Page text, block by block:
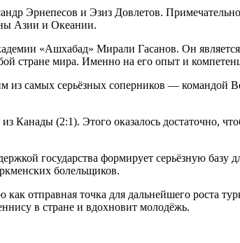
Эрнепесов и Эзиз Довлетов.
Азии и Океании.
«Ашхабад» Мирали Гасанов. Он
стране мира. Именно на его опыт и
из самых серьёзных соперников — командой
(2:1). Этого оказалось достаточно,
государства формирует серьёзную базу
болельщиков.
как отправная точка для дальнейшего роста
в стране и вдохновит молодёжь.